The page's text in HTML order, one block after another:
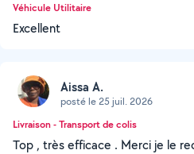
Véhicule Utilitaire
Excellent
Aissa A.
posté le 25 juil. 2026
Livraison - Transport de colis
Top , très efficace . Merci je le